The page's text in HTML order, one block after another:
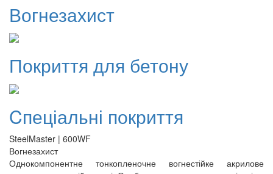
Вогнезахист
Покриття для бетону
Cпеціальні покриття
SteelMaster | 600WF
Вогнезахист
Однокомпонентне тонкопленочне вогнестійке акрилове